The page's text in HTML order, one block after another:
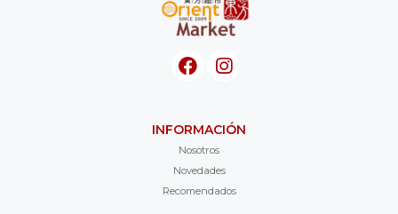
INFORMACIÓN
Nosotros
Novedades
Recomendados